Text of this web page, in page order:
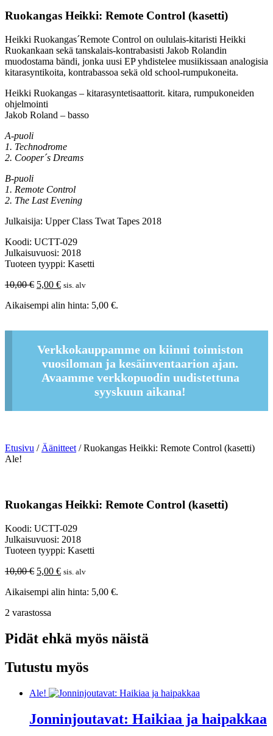
Ruokangas Heikki: Remote Control (kasetti)
Heikki Ruokangas´Remote Control on oululais-kitaristi Heikki
Ruokankaan sekä tanskalais-kontrabasisti Jakob Rolandin
muodostama bändi, jonka uusi EP yhdistelee musiikissaan analogisia
kitarasyntikoita, kontrabassoa sekä old school-rumpukoneita.
Heikki Ruokangas – kitarasyntetisaattorit. kitara, rumpukoneiden
ohjelmointi
Jakob Roland – basso
A-puoli
1. Technodrome
2. Cooper´s Dreams
B-puoli
1. Remote Control
2. The Last Evening
Julkaisija: Upper Class Twat Tapes 2018
Koodi: UCTT-029
Julkaisuvuosi: 2018
Tuoteen tyyppi: Kasetti
10,00€ Alkuperäinen
oli:
5,00 €Nykyinen
on:
sis. alv
Aikaisempi alin hinta: 5,00 €.
Verkkokauppamme on kiinni toimiston
vuosiloman ja kesäinventaarion ajan.
Avaamme verkkopuodin uudistettuna
syyskuun aikana!
Etusivu /Äänitteet/ Ruokangas Heikki: Remote Control (kasetti)
Ale!
Ruokangas Heikki: Remote Control (kasetti)
Koodi: UCTT-029
Julkaisuvuosi: 2018
Tuoteen tyyppi: Kasetti
10,00€ Alkuperäinen
oli:
5,00 €Nykyinen
on:
sis. alv
Aikaisempi alin hinta: 5,00 €.
2 varastossa
Pidät ehkä myös näistä
Tutustu myös
Ale!
Jonninjoutavat: Haikiaa ja haipakkaa